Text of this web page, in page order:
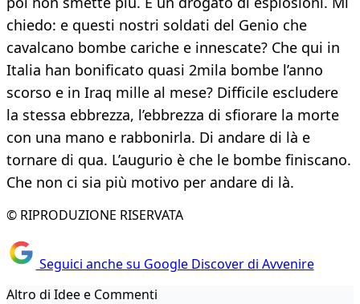
chiedo: e questi nostri soldati del Genio che
cavalcano bombe cariche e innescate? Che qui in
Italia han bonificato quasi 2mila bombe l’anno
scorso e in Iraq mille al mese? Difficile escludere
la stessa ebbrezza, l’ebbrezza di sfiorare la morte
con una mano e rabbonirla. Di andare di là e
tornare di qua. L’augurio è che le bombe finiscano.
Che non ci sia più motivo per andare di là.
© RIPRODUZIONE RISERVATA
Seguici anche su Google Discover di Avvenire
Altro di Idee e Commenti